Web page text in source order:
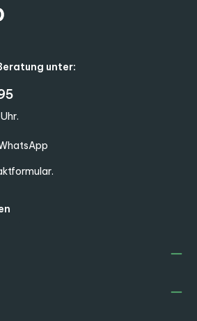
unter:
.